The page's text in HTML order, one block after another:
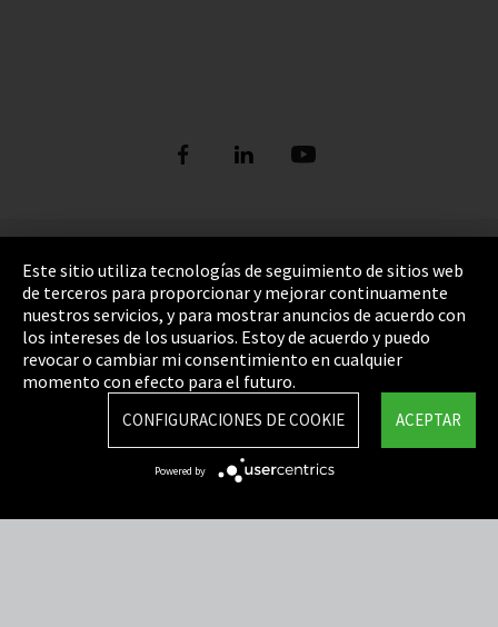
Pie de imprenta
Política de privacidad
Cookie Settings
Términos y Condiciones
Mapa del sitio
Integrity Line
Este sitio utiliza tecnologías de seguimiento de sitios web
de terceros para proporcionar y mejorar continuamente
nuestros servicios, y para mostrar anuncios de acuerdo con
los intereses de los usuarios. Estoy de acuerdo y puedo
revocar o cambiar mi consentimiento en cualquier
momento con efecto para el futuro.
ACEPTAR
CONFIGURACIONES DE COOKIE
Powered by